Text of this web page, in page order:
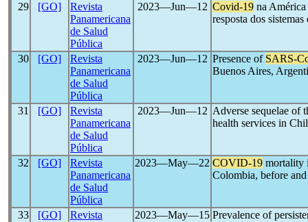
29 [GO]
Revista
Panamericana
de Salud
Pública
2023―Jun―12 Covid-19 na América
resposta dos
30 [GO]
Revista
Panamericana
de Salud
Pública
2023―Jun―12 Presence of SARS-
Buenos Aires,
31 [GO]
Revista
Panamericana
de Salud
Pública
2023―Jun―12 Adverse sequelae
health services in
32 [GO]
Revista
Panamericana
de Salud
Pública
2023―May―22 COVID-19 mortality
Colombia, before
33 [GO]
Revista
2023―May―15 Prevalence of